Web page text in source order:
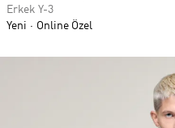
Erkek Y-3
Yeni
Online Özel